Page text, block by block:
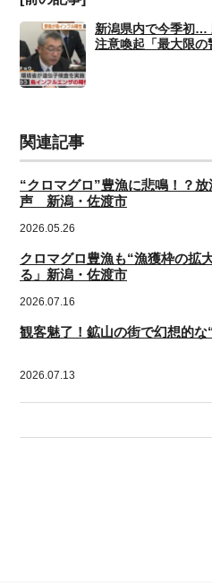
新潟県内で今季初…
注意喚起「最大限の
関連記事
“クロマグロ”豊漁に悲鳴！？
声 新潟・佐渡市
2026.05.26
クロマグロ豊漁も“漁獲枠の
る」新潟・佐渡市
2026.07.16
観客魅了！鉱山の街で幻想的
2026.07.13